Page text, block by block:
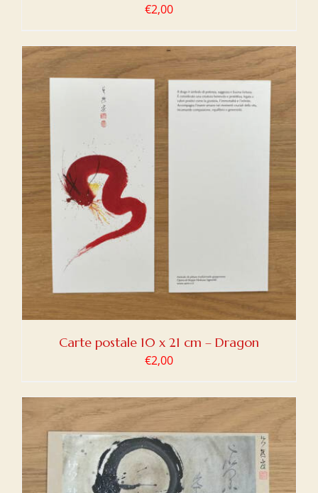
€2,00
Carte postale 10 x 21 cm – Dragon
€2,00